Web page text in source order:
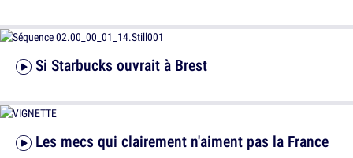
Les mecs qui clairement n'aiment pas la France
Si Starbucks ouvrait à Brest